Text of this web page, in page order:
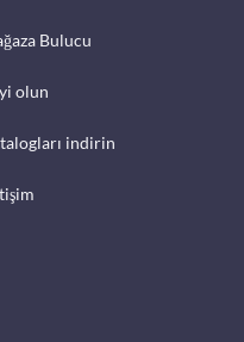
Bulucu
olun
indirin